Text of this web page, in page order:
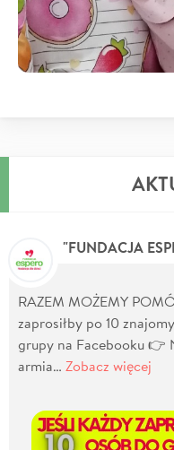
RAZEM MOŻEMY
zaprosiłby po 10
grupy na Facebooku 👉
armia… Zobacz więcej